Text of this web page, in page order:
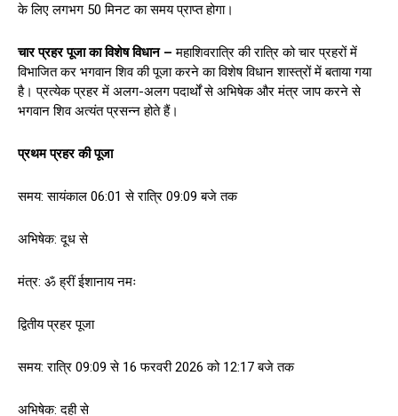
के लिए लगभग 50 मिनट का समय प्राप्त होगा।
चार प्रहर पूजा का विशेष विधान – महाशिवरात्रि की रात्रि को चार प्रहरों में
विभाजित कर भगवान शिव की पूजा करने का विशेष विधान शास्त्रों में बताया गया
है। प्रत्येक प्रहर में अलग-अलग पदार्थों से अभिषेक और मंत्र जाप करने से
भगवान शिव अत्यंत प्रसन्न होते हैं।
प्रथम प्रहर की पूजा
समय: सायंकाल 06:01 से रात्रि 09:09 बजे तक
अभिषेक: दूध से
मंत्र: ॐ ह्रीं ईशानाय नमः
द्वितीय प्रहर पूजा
समय: रात्रि 09:09 से 16 फरवरी 2026 को 12:17 बजे तक
अभिषेक: दही से